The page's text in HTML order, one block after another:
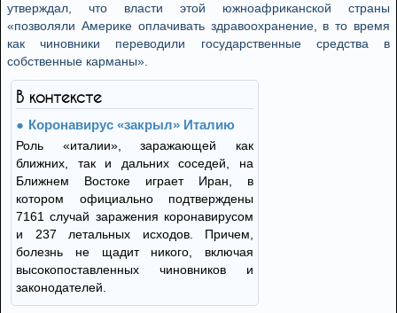
утверждал, что власти этой южноафриканской страны
«позволяли Америке оплачивать здравоохранение, в то время
как чиновники переводили государственные средства в
собственные карманы».
В контексте
Коронавирус «закрыл» Италию
Роль «италии», заражающей как
ближних, так и дальних соседей, на
Ближнем Востоке играет Иран, в
котором официально подтверждены
7161 случай заражения коронавирусом
и 237 летальных исходов. Причем,
болезнь не щадит никого, включая
высокопоставленных чиновников и
законодателей.